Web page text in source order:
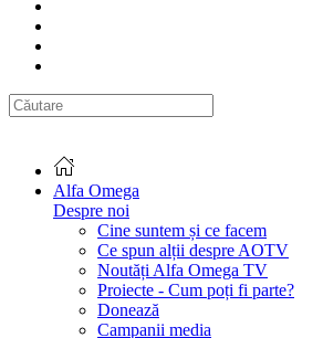
Alfa Omega
Despre noi
Cine suntem și ce facem
Ce spun alții despre AOTV
Noutăți Alfa Omega TV
Proiecte - Cum poți fi parte?
Donează
Campanii media